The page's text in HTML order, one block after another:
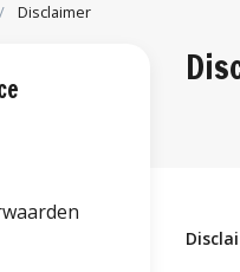
Disclaimer